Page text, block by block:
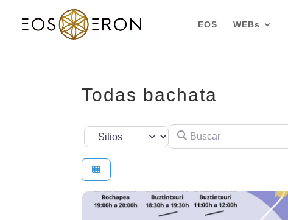
EOS WEBs
Todas bachata
Seleccionar el formulario de búsqueda
Buscar